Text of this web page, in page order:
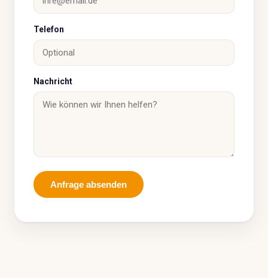
Telefon
Nachricht
Anfrage absenden